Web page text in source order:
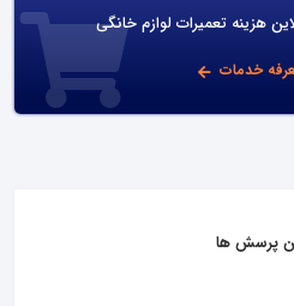
هزینه تعمیرات لوازم خانگی
خدمات
پرسش ها